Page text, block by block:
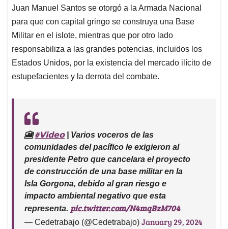
Juan Manuel Santos se otorgó a la Armada Nacional
para que con capital gringo se construya una Base
Militar en el islote, mientras que por otro lado
responsabiliza a las grandes potencias, incluidos los
Estados Unidos, por la existencia del mercado ilícito de
estupefacientes y la derrota del combate.
🎦#𝗩𝗶𝗱𝗲𝗼| Varios voceros de las
comunidades del pacífico le exigieron al
presidente Petro que cancelara el proyecto
de construcción de una base militar en la
Isla Gorgona, debido al gran riesgo e
impacto ambiental negativo que esta
representa. pic.twitter.com/N4mqBzM704
— Cedetrabajo (@Cedetrabajo) January 29, 2024